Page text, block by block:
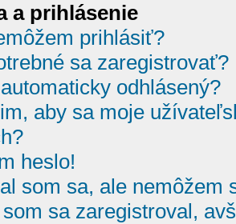
a prihlásenie
prihlásiť?
sa zaregistrovať?
odhlásený?
aby sa moje
heslo!
som sa, ale nemôžem
sa zaregistroval,